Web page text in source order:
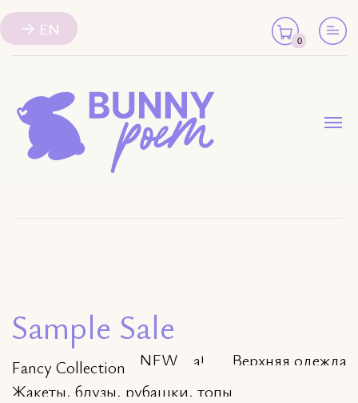
EN
Костюмы и свитшоты Аксессуары